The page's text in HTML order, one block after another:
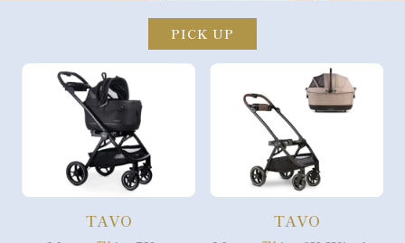
PICK UP
TAVO
TAVO